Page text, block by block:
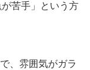
苦手」という方
、雰囲気がガラ